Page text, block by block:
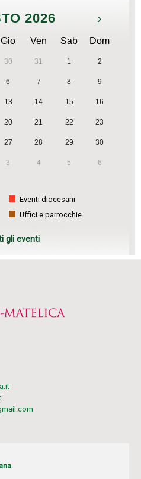
2026 ›
Gio Ven Sab Dom
30 31 1 2
6 7 8 9
13 14 15 16
20 21 22 23
27 28 29 30
3 4 5 6
Eventi diocesani
Uffici e parrocchie
gli eventi